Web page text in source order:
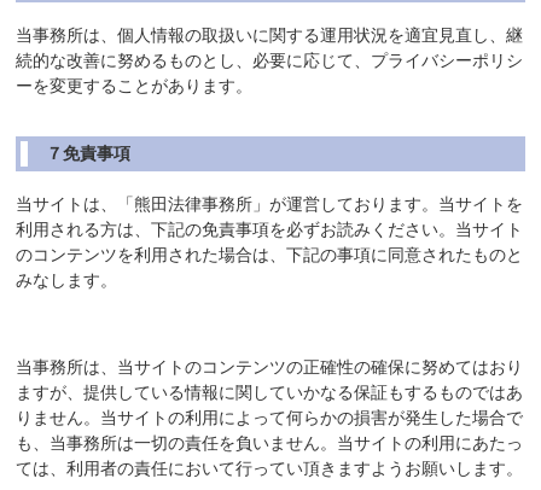
当事務所は、個人情報の取扱いに関する運用状況を適宜見直し、継
続的な改善に努めるものとし、必要に応じて、プライバシーポリシ
ーを変更することがあります。
７免責事項
当サイトは、「熊田法律事務所」が運営しております。当サイトを
利用される方は、下記の免責事項を必ずお読みください。当サイト
のコンテンツを利用された場合は、下記の事項に同意されたものと
みなします。
当事務所は、当サイトのコンテンツの正確性の確保に努めてはおり
ますが、提供している情報に関していかなる保証もするものではあ
りません。当サイトの利用によって何らかの損害が発生した場合で
も、当事務所は一切の責任を負いません。当サイトの利用にあたっ
ては、利用者の責任において行ってい頂きますようお願いします。